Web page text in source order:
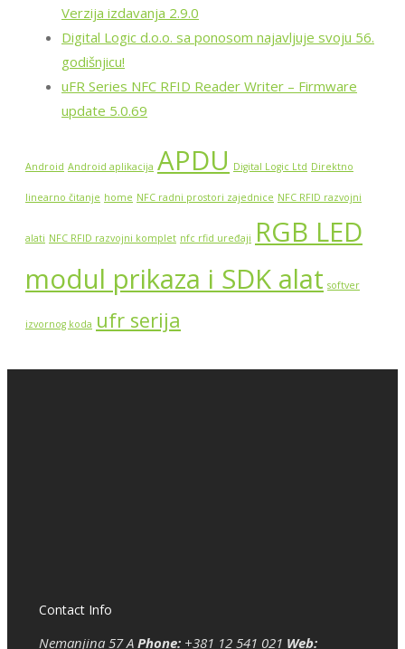
Verzija izdavanja 2.9.0
Digital Logic d.o.o. sa ponosom najavljuje svoju 56.
godišnjicu!
uFR Series NFC RFID Reader Writer – Firmware
update 5.0.69
Android Android aplikacija APDU Digital Logic Ltd Direktno
linearno čitanje home NFC radni prostori zajednice NFC RFID razvojni
alati NFC RFID razvojni komplet nfc rfid uređaji RGB LED
modul prikaza i SDK alat softver
izvornog koda ufr serija
Contact Info
Nemanjina 57 A Phone:+381 12 541 021 Web: